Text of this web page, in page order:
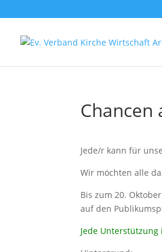
Chancen
Jede/r kann für
Wir möchten alle
Bis zum 20.
auf den
Jede